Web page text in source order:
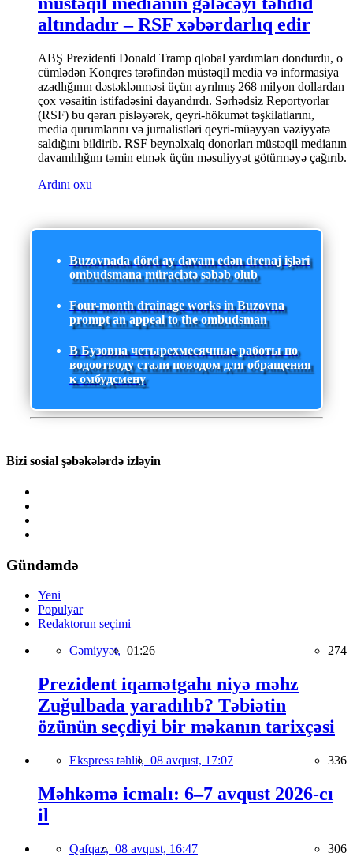
altındadır – RSF xəbərdarlıq edir
ABŞ Prezidenti Donald Tramp qlobal yardımları dondurdu, o
cümlədən Konqres tərəfindən müstəqil media və informasiya
azadlığının dəstəklənməsi üçün ayrılmış 268 milyon dollardan
çox vəsaitin istifadəsini dayandırdı. Sərhədsiz Reportyorlar
(RSF) bu qərarı pisləyərək, qeyri-hökumət təşkilatlarını,
media qurumlarını və jurnalistləri qeyri-müəyyən vəziyyətə
saldığını bildirib. RSF beynəlxalq donorları müstəqil medianın
davamlılığını təmin etmək üçün məsuliyyət götürməyə çağırıb.
Ardını oxu
Buzovnada dörd ay davam edən drenaj işləri
ombudsmana müraciətə səbəb olub
Four-month drainage works in Buzovna
prompt an appeal to the ombudsman
В Бузовна четырехмесячные работы по
водоотводу стали поводом для обращения
к омбудсмену
Bizi sosial şəbəkələrdə izləyin
Gündəmdə
Yeni
Populyar
Redaktorun seçimi
Cəmiyyət, 01:26 274
Prezident iqamətgahı niyə məhz
Zuğulbada yaradılıb? Təbiətin
özünün seçdiyi bir məkanın tarixçəsi
Ekspress təhlil, 08 avqust, 17:07 336
Məhkəmə icmalı: 6–7 avqust 2026-cı
il
Qafqaz, 08 avqust, 16:47 306